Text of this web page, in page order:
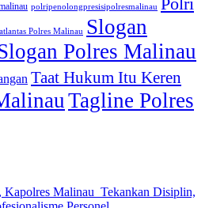
polripenolongpresisipolresmalinau
Polres Malinau Slogan
Polres Malinau
Taat Hukum Itu Keren
Tagline Polres
Kapolres Malinau Tekankan Disiplin,